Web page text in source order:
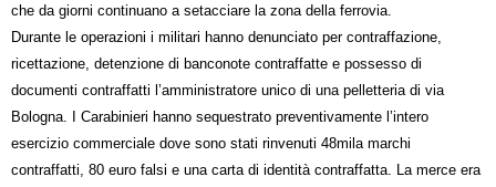
che da giorni continuano a setacciare la zona della ferrovia.
Durante le operazioni i militari hanno denunciato per contraffazione,
ricettazione, detenzione di banconote contraffatte e possesso di
documenti contraffatti l’amministratore unico di una pelletteria di via
Bologna. I Carabinieri hanno sequestrato preventivamente l’intero
esercizio commerciale dove sono stati rinvenuti 48mila marchi
contraffatti, 80 euro falsi e una carta di identità contraffatta. La merce era